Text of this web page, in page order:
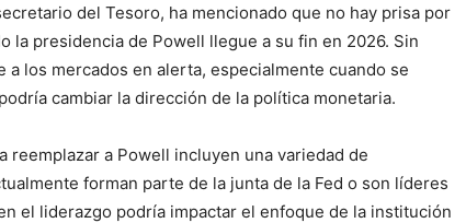
del Tesoro, ha mencionado que no hay prisa por
la presidencia de Powell llegue a su fin en 2026. Sin
los mercados en alerta, especialmente cuando se
cambiar la dirección de la política monetaria.
reemplazar a Powell incluyen una variedad de
forman parte de la junta de la Fed o son líderes
el liderazgo podría impactar el enfoque de la institución